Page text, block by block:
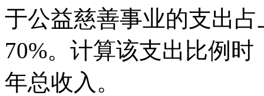
于公益慈善事业的支出
70%。计算该支出比例
年总收入。